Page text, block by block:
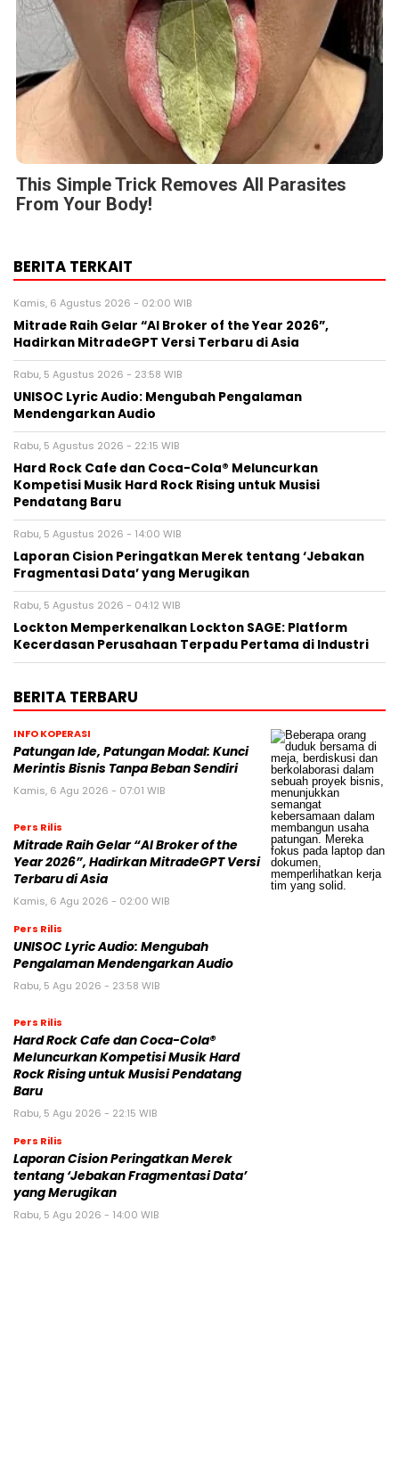
This Simple Trick Removes All Parasites
From Your Body!
BERITA TERKAIT
Kamis, 6 Agustus 2026 - 02:00 WIB
Mitrade Raih Gelar “AI Broker of the Year 2026”,
Hadirkan MitradeGPT Versi Terbaru di Asia
Rabu, 5 Agustus 2026 - 23:58 WIB
UNISOC Lyric Audio: Mengubah Pengalaman
Mendengarkan Audio
Rabu, 5 Agustus 2026 - 22:15 WIB
Hard Rock Cafe dan Coca-Cola® Meluncurkan
Kompetisi Musik Hard Rock Rising untuk Musisi
Pendatang Baru
Rabu, 5 Agustus 2026 - 14:00 WIB
Laporan Cision Peringatkan Merek tentang ‘Jebakan
Fragmentasi Data’ yang Merugikan
Rabu, 5 Agustus 2026 - 04:12 WIB
Lockton Memperkenalkan Lockton SAGE: Platform
Kecerdasan Perusahaan Terpadu Pertama di Industri
BERITA TERBARU
INFO KOPERASI
Patungan Ide, Patungan Modal: Kunci
Merintis Bisnis Tanpa Beban Sendiri
Kamis, 6 Agu 2026 - 07:01 WIB
Pers Rilis
Mitrade Raih Gelar “AI Broker of the
Year 2026”, Hadirkan MitradeGPT Versi
Terbaru di Asia
Kamis, 6 Agu 2026 - 02:00 WIB
Pers Rilis
UNISOC Lyric Audio: Mengubah
Pengalaman Mendengarkan Audio
Rabu, 5 Agu 2026 - 23:58 WIB
Pers Rilis
Hard Rock Cafe dan Coca-Cola®
Meluncurkan Kompetisi Musik Hard
Rock Rising untuk Musisi Pendatang
Baru
Rabu, 5 Agu 2026 - 22:15 WIB
Pers Rilis
Laporan Cision Peringatkan Merek
tentang ‘Jebakan Fragmentasi Data’
yang Merugikan
Rabu, 5 Agu 2026 - 14:00 WIB